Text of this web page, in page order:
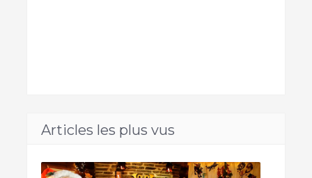
Articles les plus vus